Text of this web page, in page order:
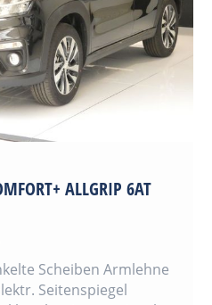
ALLGRIP 6AT
Scheiben Armlehne
Seitenspiegel